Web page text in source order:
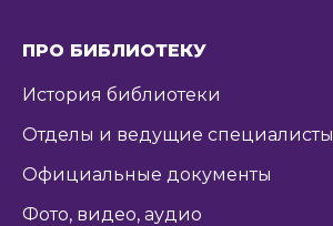
ПРО БИБЛИОТЕКУ
История библиотеки
Отделы и ведущие специалисты
Официальные документы
Фото, видео, аудио